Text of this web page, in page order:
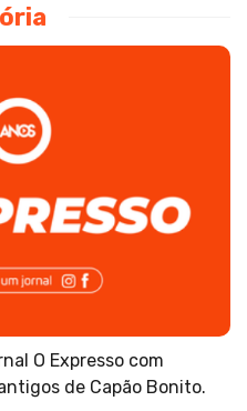
O Expresso com
de Capão Bonito.